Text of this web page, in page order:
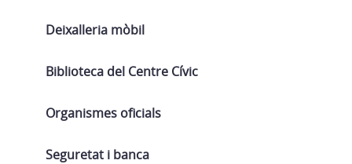
Deixalleria mòbil
Biblioteca del Centre Cívic
Organismes oficials
Seguretat i banca